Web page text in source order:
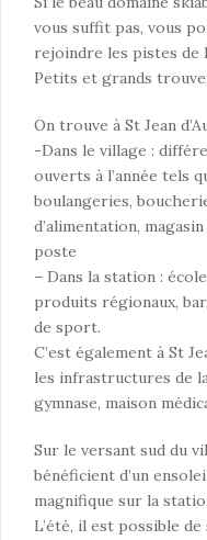
vous suffit pas, vous
rejoindre les pistes de
Petits et grands
On trouve à St Jean
-Dans le village :
ouverts à l’année tels
boulangeries,
d’alimentation,
poste
– Dans la station :
produits régionaux,
de sport.
C’est également à St
les infrastructures de
gymnase, maison
Sur le versant sud du
bénéficient d’un
magnifique sur la
L’été, il est possible